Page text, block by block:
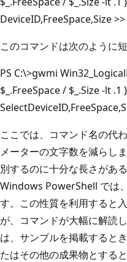
DeviceID,FreeSpace,Size >>
このコマンドは次のように短
PS C:\>gwmi
$_.FreeSpace / $_.Size -lt .1
ここでは、コマンド名の代
メーターの文字数を減らし
別するのに十分な長さがあ
Windows PowerShell では
す。この性質を利用すると
が、コマンドが大幅に解読
は、サンプルを掲載すると
たはその他の成果物とする